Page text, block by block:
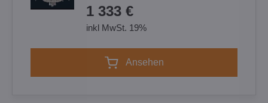
1 333 €
inkl MwSt. 19%
Ansehen